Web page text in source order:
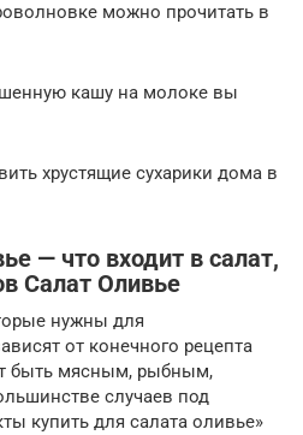
можно прочитать в
кашу на молоке вы
хрустящие сухарики дома в
— что входит в салат,
Салат Оливье
нужны для
от конечного рецепта
быть мясным, рыбным,
случаев под
купить для салата оливье»